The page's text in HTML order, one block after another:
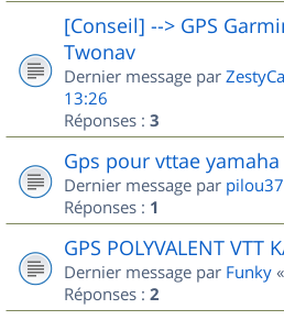
[Conseil] --> GPS
Twonav
Dernier message par
13:26
Réponses : 3
Gps pour vttae
Dernier message par pilou37
Réponses : 1
GPS POLYVALENT VTT
Dernier message par Funky «
Réponses : 2